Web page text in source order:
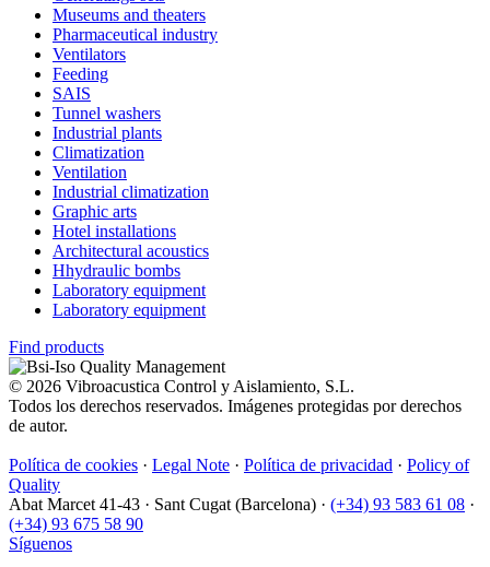
Museums and theaters
Pharmaceutical industry
Ventilators
Feeding
SAIS
Tunnel washers
Industrial plants
Climatization
Ventilation
Industrial climatization
Graphic arts
Hotel installations
Architectural acoustics
Hhydraulic bombs
Laboratory equipment
Laboratory equipment
Find products
© 2026 Vibroacustica Control y Aislamiento, S.L.
Todos los derechos reservados. Imágenes protegidas por derechos
de autor.
Política de cookies · Legal Note · Política de privacidad · Policy of
Quality
Abat Marcet 41-43 · Sant Cugat (Barcelona) · (+34) 93 583 61 08 ·
(+34) 93 675 58 90
Síguenos